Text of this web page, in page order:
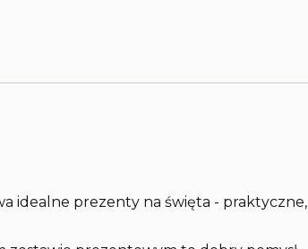
idealne prezenty na święta - praktyczne,